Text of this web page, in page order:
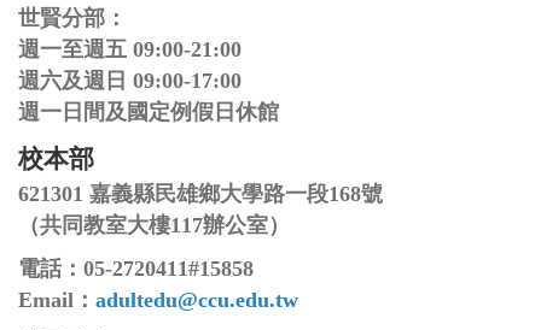
世賢分部：
週一至週五 09:00-21:00
週六及週日 09:00-17:00
週一日間及國定例假日休館
校本部
621301 嘉義縣民雄鄉大學路一段168號
（共同教室大樓117辦公室）
電話：05-2720411#15858
Email： adultedu@ccu.edu.tw